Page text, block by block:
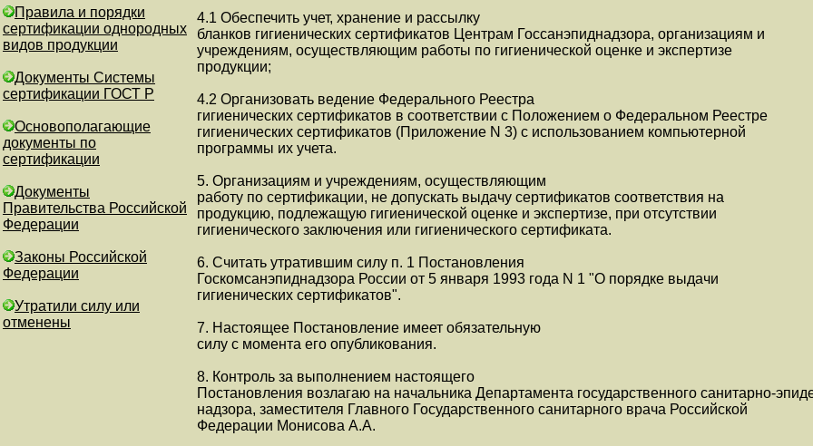
Правила и порядки
сертификации однородных
видов продукции
Документы Системы
сертификации ГОСТ Р
Основополагающие
документы по
сертификации
Документы
Правительства Российской
Федерации
Законы Российской
Федерации
Утратили силу или
отменены
4.1 Обеспечить учет, хранение и рассылку
бланков гигиенических сертификатов Центрам Госсанэпиднадзора, организациям и
учреждениям, осуществляющим работы по гигиенической оценке и экспертизе
продукции;
4.2 Организовать ведение Федерального Реестра
гигиенических сертификатов в соответствии с Положением о Федеральном Реестре
гигиенических сертификатов (Приложение N 3) с использованием компьютерной
программы их учета.
5. Организациям и учреждениям, осуществляющим
работу по сертификации, не допускать выдачу сертификатов соответствия на
продукцию, подлежащую гигиенической оценке и экспертизе, при отсутствии
гигиенического заключения или гигиенического сертификата.
6. Считать утратившим силу п. 1 Постановления
Госкомсанэпиднадзора России от 5 января 1993 года N 1 "О порядке выдачи
гигиенических сертификатов".
7. Настоящее Постановление имеет обязательную
силу с момента его опубликования.
8. Контроль за выполнением настоящего
Постановления возлагаю на начальника Департамента государственного санитарно-
надзора, заместителя Главного Государственного санитарного врача Российской
Федерации Монисова А.А.